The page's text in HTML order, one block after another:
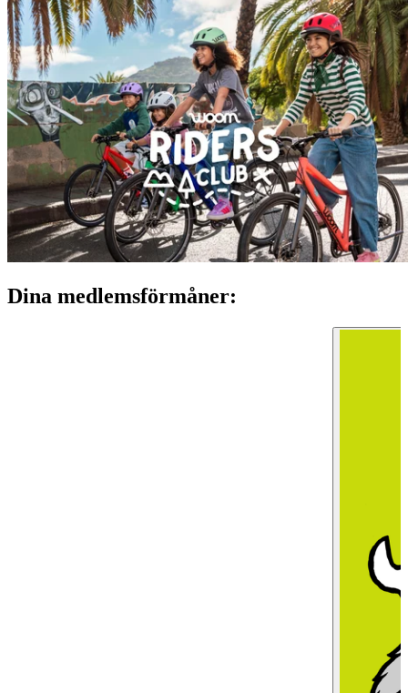
Dina medlemsförmåner: